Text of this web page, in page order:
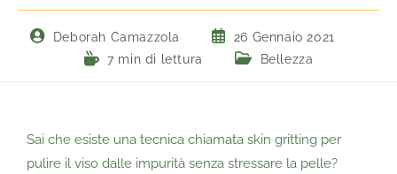
Deborah Camazzola
26 Gennaio 2021
7 min di lettura
Bellezza
Sai che esiste una tecnica chiamata skin gritting per
pulire il viso dalle impurità senza stressare la pelle?